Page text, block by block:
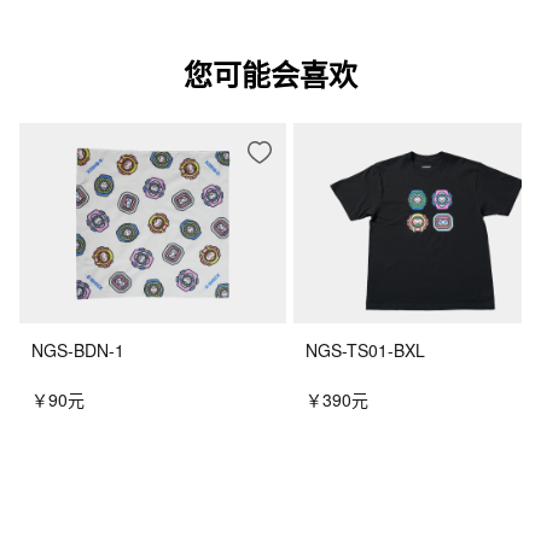
您可能会喜欢
NGS-BDN-1
￥90元
NGS-TS01-BXL
￥390元